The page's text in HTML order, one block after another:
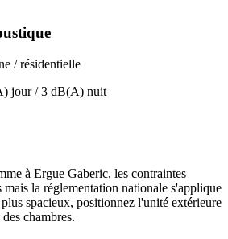
/ résidentielle
jour /3 dB(A) nuit
à Ergue Gaberic, les contraintes
mais la réglementation nationale s'applique
spacieux, positionnez l'unité extérieure
chambres.